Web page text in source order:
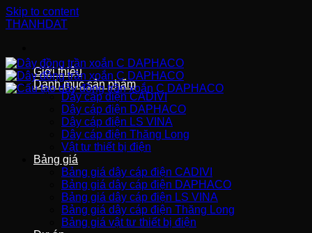
Skip to content
THANHDAT
Giới thiệu
Danh mục sản phẩm
Dây cáp điện CADIVI
Dây cáp điện DAPHACO
Dây cáp điện LS VINA
Dây cáp điện Thăng Long
Vật tư thiết bị điện
Bảng giá
Bảng giá dây cáp điện CADIVI
Bảng giá dây cáp điện DAPHACO
Bảng giá dây cáp điện LS VINA
Bảng giá dây cáp điện Thăng Long
Bảng giá vật tư thiết bị điện